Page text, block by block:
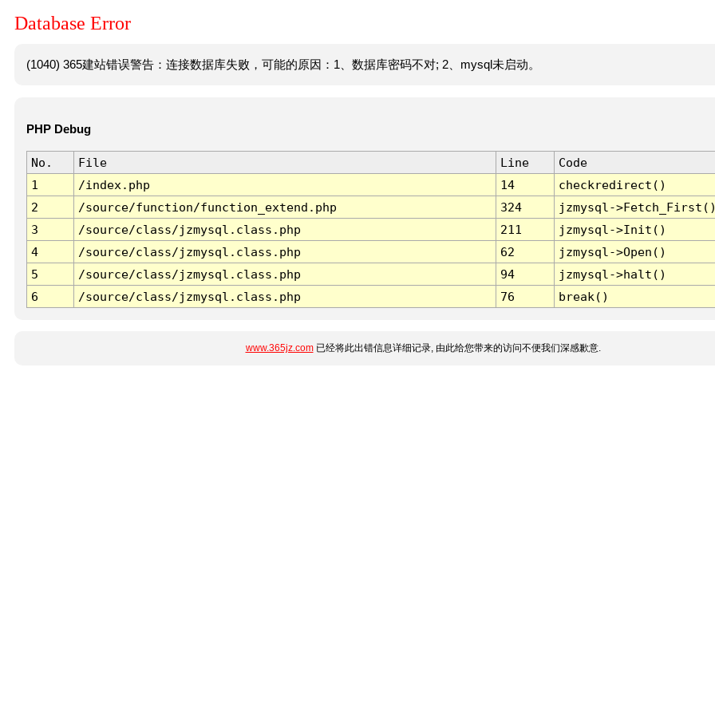
Database Error
(1040) 365建站错误警告：连接数据库失败，可能的原因：1、数据库密码不对; 2、mysql未启动。
PHP Debug
No. File Line
Code
1
/index.php 14
checkredirect()
2
/source/function/function_extend.php 324
jzmysql-
3
/source/class/jzmysql.class.php 211
jzmysql->Init()
4
/source/class/jzmysql.class.php 62
jzmysql->Open()
5
/source/class/jzmysql.class.php 94
jzmysql->halt()
6
/source/class/jzmysql.class.php 76 break()
www.365jz.com已经将此出错信息详细记录, 由此给您带来的访问不便我们深感歉意.